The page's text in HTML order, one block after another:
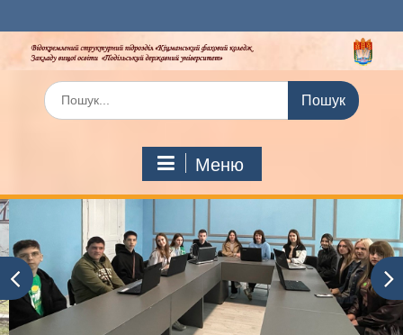
до
вмісту
Шукати:
Меню